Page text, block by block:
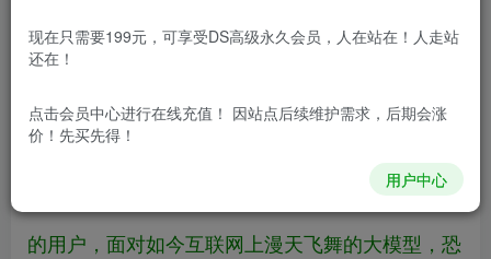
跟风无疑是互联网世界的一大盛景，从早先区
块链到元宇宙、再到当下的AI莫不如此。当时间来
到2023年，但凡是有实力的互联网厂商几乎都在
发布自己的大语言模型（LLM），争先恐后地用AI
来为自家的产品赋能。即使对于前沿科技再不敏感
的用户，面对如今互联网上漫天飞舞的大模型，恐
现在只需要199元，可享受DS高级永久会员，人在站在！人走站
还在！
点击会员中心进行在线充值！ 因站点后续维护需求，后期会涨
价！先买先得！
用户中心